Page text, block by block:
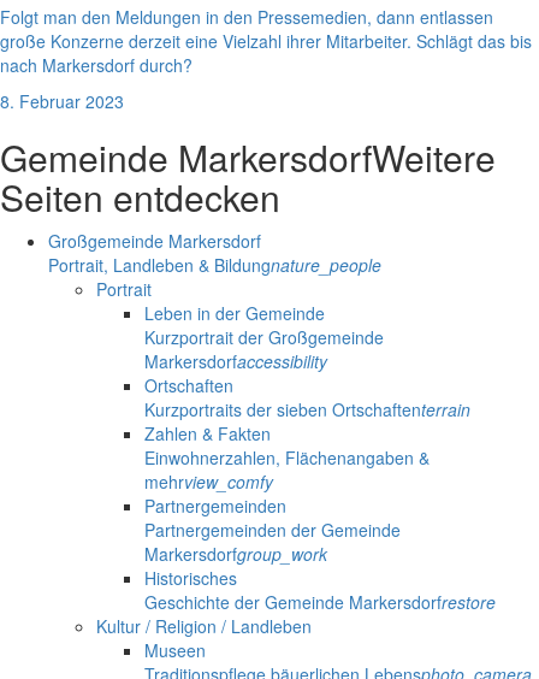
Folgt man den Meldungen in den Pressemedien, dann entlassen
große Konzerne derzeit eine Vielzahl ihrer Mitarbeiter. Schlägt das bis
nach Markersdorf durch?
8. Februar 2023
Gemeinde MarkersdorfWeitere
Seiten entdecken
Großgemeinde Markersdorf
Portrait, Landleben & Bildungnature_people
Portrait
Leben in der Gemeinde
Kurzportrait der Großgemeinde
Markersdorfaccessibility
Ortschaften
Kurzportraits der sieben Ortschaftenterrain
Zahlen & Fakten
Einwohnerzahlen, Flächenangaben &
mehrview_comfy
Partnergemeinden
Partnergemeinden der Gemeinde
Markersdorfgroup_work
Historisches
Geschichte der Gemeinde Markersdorfrestore
Kultur / Religion / Landleben
Museen